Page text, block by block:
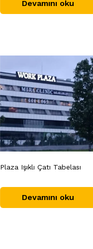
Devamını oku
Plaza Işıklı Çatı Tabelası
Devamını oku